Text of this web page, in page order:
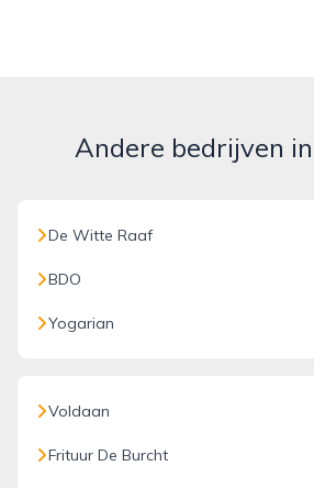
Andere bedrijven
De Witte Raaf
BDO
Yogarian
Voldaan
Frituur De Burcht